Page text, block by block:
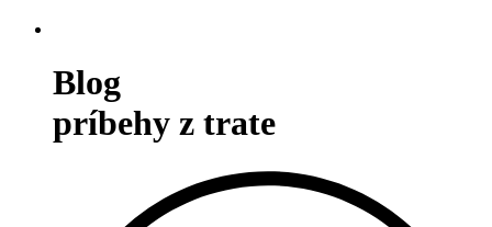
Blog
príbehy z trate